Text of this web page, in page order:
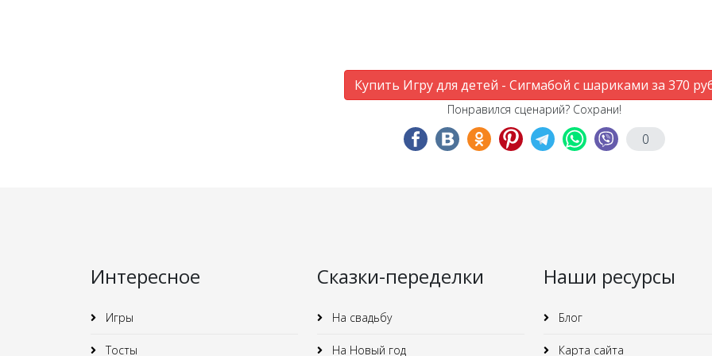
Купить Игру для детей - Сигмабой с шариками за 370
Понравился сценарий? Сохрани!
0
Интересное
Игры
Тосты
Сказки-переделки
На свадьбу
На Новый год
Наши ресурсы
Блог
Карта сайта